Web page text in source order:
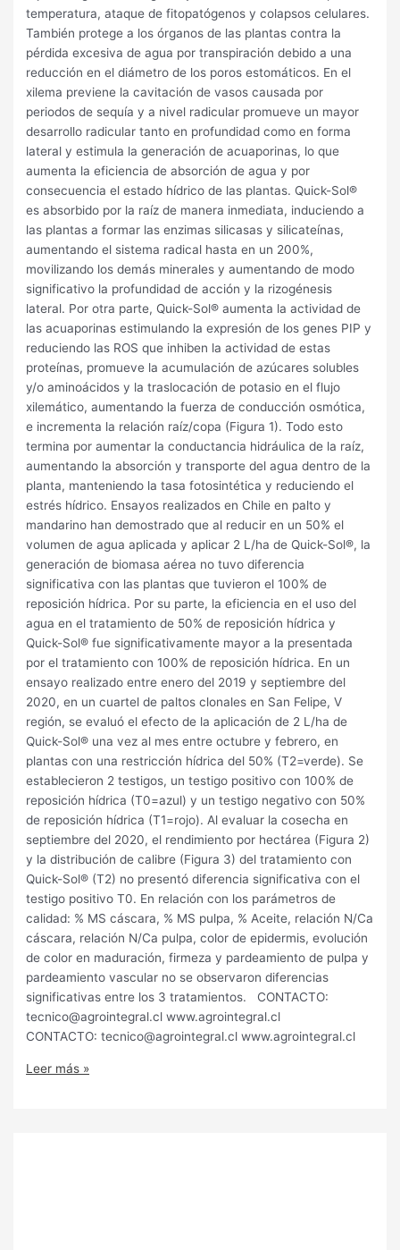
temperatura, ataque de fitopatógenos y colapsos celulares.
También protege a los órganos de las plantas contra la
pérdida excesiva de agua por transpiración debido a una
reducción en el diámetro de los poros estomáticos. En el
xilema previene la cavitación de vasos causada por
periodos de sequía y a nivel radicular promueve un mayor
desarrollo radicular tanto en profundidad como en forma
lateral y estimula la generación de acuaporinas, lo que
aumenta la eficiencia de absorción de agua y por
consecuencia el estado hídrico de las plantas. Quick-Sol®
es absorbido por la raíz de manera inmediata, induciendo a
las plantas a formar las enzimas silicasas y silicateínas,
aumentando el sistema radical hasta en un 200%,
movilizando los demás minerales y aumentando de modo
significativo la profundidad de acción y la rizogénesis
lateral. Por otra parte, Quick-Sol® aumenta la actividad de
las acuaporinas estimulando la expresión de los genes PIP y
reduciendo las ROS que inhiben la actividad de estas
proteínas, promueve la acumulación de azúcares solubles
y/o aminoácidos y la traslocación de potasio en el flujo
xilemático, aumentando la fuerza de conducción osmótica,
e incrementa la relación raíz/copa (Figura 1). Todo esto
termina por aumentar la conductancia hidráulica de la raíz,
aumentando la absorción y transporte del agua dentro de la
planta, manteniendo la tasa fotosintética y reduciendo el
estrés hídrico. Ensayos realizados en Chile en palto y
mandarino han demostrado que al reducir en un 50% el
volumen de agua aplicada y aplicar 2 L/ha de Quick-Sol®, la
generación de biomasa aérea no tuvo diferencia
significativa con las plantas que tuvieron el 100% de
reposición hídrica. Por su parte, la eficiencia en el uso del
agua en el tratamiento de 50% de reposición hídrica y
Quick-Sol® fue significativamente mayor a la presentada
por el tratamiento con 100% de reposición hídrica. En un
ensayo realizado entre enero del 2019 y septiembre del
2020, en un cuartel de paltos clonales en San Felipe, V
región, se evaluó el efecto de la aplicación de 2 L/ha de
Quick-Sol® una vez al mes entre octubre y febrero, en
plantas con una restricción hídrica del 50% (T2=verde). Se
establecieron 2 testigos, un testigo positivo con 100% de
reposición hídrica (T0=azul) y un testigo negativo con 50%
de reposición hídrica (T1=rojo). Al evaluar la cosecha en
septiembre del 2020, el rendimiento por hectárea (Figura 2)
y la distribución de calibre (Figura 3) del tratamiento con
Quick-Sol® (T2) no presentó diferencia significativa con el
testigo positivo T0. En relación con los parámetros de
calidad: % MS cáscara, % MS pulpa, % Aceite, relación N/Ca
cáscara, relación N/Ca pulpa, color de epidermis, evolución
de color en maduración, firmeza y pardeamiento de pulpa y
pardeamiento vascular no se observaron diferencias
significativas entre los 3 tratamientos. CONTACTO:
tecnico@agrointegral.cl www.agrointegral.cl
CONTACTO: tecnico@agrointegral.cl www.agrointegral.cl
Leer más »